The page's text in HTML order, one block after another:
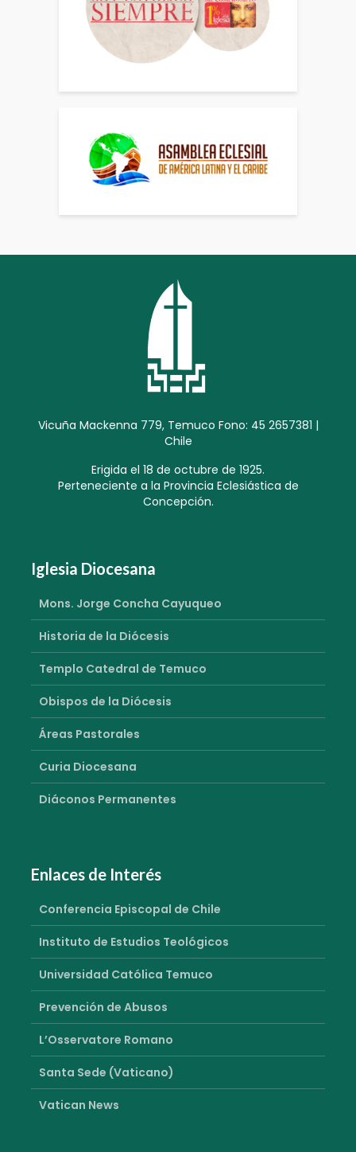
Vicuña Mackenna 779, Temuco Fono: 45 2657381 |
Chile
Erigida el 18 de octubre de 1925.
Perteneciente a la Provincia Eclesiástica de
Concepción.
Iglesia Diocesana
Mons. Jorge Concha Cayuqueo
Historia de la Diócesis
Templo Catedral de Temuco
Obispos de la Diócesis
Áreas Pastorales
Curia Diocesana
Diáconos Permanentes
Enlaces de Interés
Conferencia Episcopal de Chile
Instituto de Estudios Teológicos
Universidad Católica Temuco
Prevención de Abusos
L’Osservatore Romano
Santa Sede (Vaticano)
Vatican News